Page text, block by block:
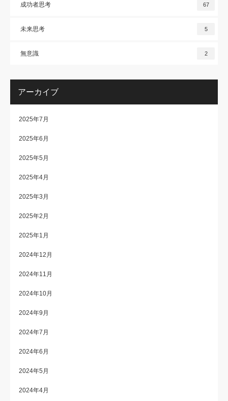
成功者思考 67
未来思考 5
無意識 2
アーカイブ
2025年7月
2025年6月
2025年5月
2025年4月
2025年3月
2025年2月
2025年1月
2024年12月
2024年11月
2024年10月
2024年9月
2024年7月
2024年6月
2024年5月
2024年4月